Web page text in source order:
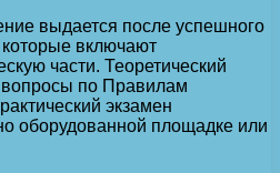
выдается после успешного
включают
части. Теоретический
вопросы по Правилам
экзамен
оборудованной площадке или